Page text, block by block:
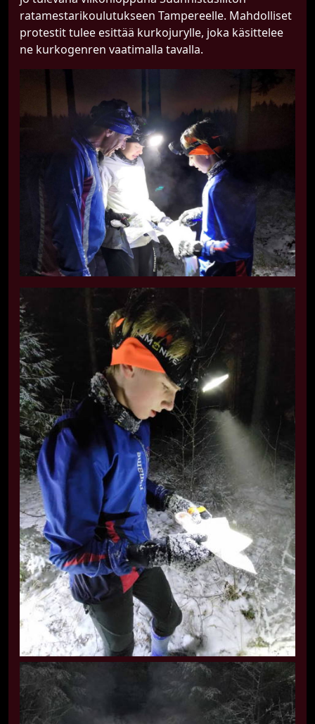
ratamestarikoulutukseen Tampereelle. Mahdolliset
protestit tulee esittää kurkojurylle, joka käsittelee
ne kurkogenren vaatimalla tavalla.